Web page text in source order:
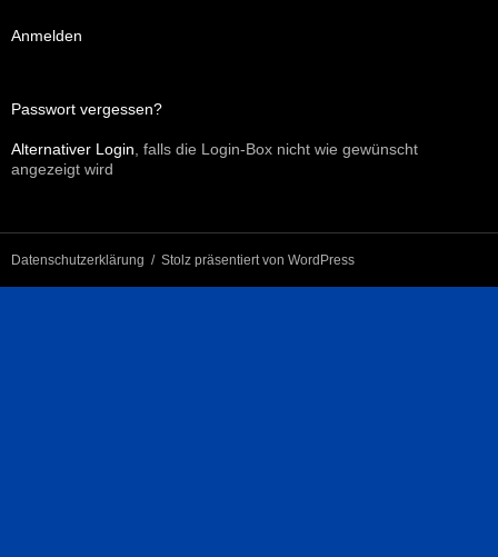
Anmelden
Passwort vergessen?
Alternativer Login , falls die Login-Box nicht wie gewünscht
angezeigt wird
Datenschutzerklärung Stolz präsentiert von WordPress